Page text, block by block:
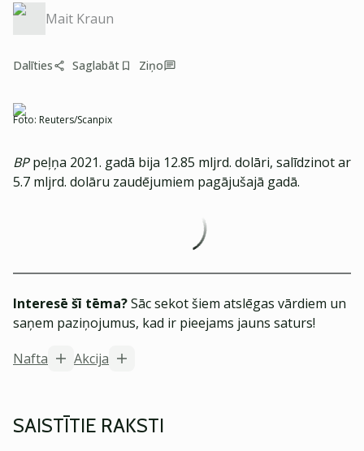
Mait Kraun
Dalīties Saglabāt Ziņo
Foto: Reuters/Scanpix
BPpeļņa 2021. gadā bija 12.85 mljrd. dolāri, salīdzinot ar
5.7 mljrd. dolāru zaudējumiem pagājušajā gadā.
Interesē šī tēma?Sāc sekot šiem atslēgas vārdiem un
saņem paziņojumus, kad ir pieejams jauns saturs!
Nafta
Akcija
SAISTĪTIE RAKSTI